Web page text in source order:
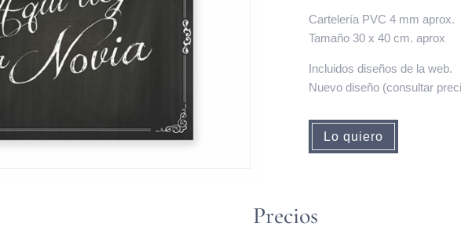
Cartelería PVC 4 mm aprox.
Tamaño 30 x 40 cm. aprox
Incluidos diseños de la web.
Nuevo diseño (consultar
Lo quiero
Precios